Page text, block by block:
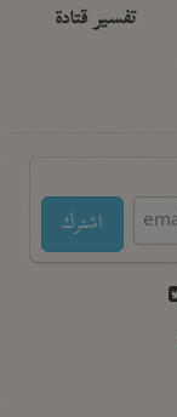
تفسير قتادة
اشترك